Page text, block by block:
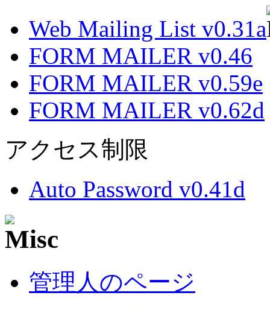
Web Mailing List v0.31a
FORM MAILER v0.46
FORM MAILER v0.59e
FORM MAILER v0.62d
アクセス制限
Auto Password v0.41d
管理人のページ